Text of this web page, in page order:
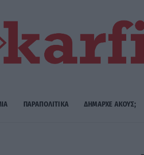
ΠΑΡΑΠΟΛΙΤΙΚΑ ΔΗΜΑΡΧE ΑΚΟΥΣ;